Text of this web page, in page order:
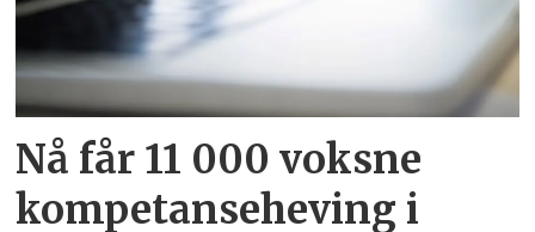
Nå får 11 000 voksne
kompetanseheving i